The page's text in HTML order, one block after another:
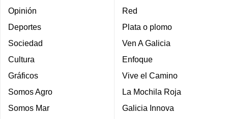
Opinión
Deportes
Sociedad
Cultura
Gráficos
Somos Agro
Somos Mar
Red
Plata o plomo
Ven A Galicia
Enfoque
Vive el Camino
La Mochila Roja
Galicia Innova